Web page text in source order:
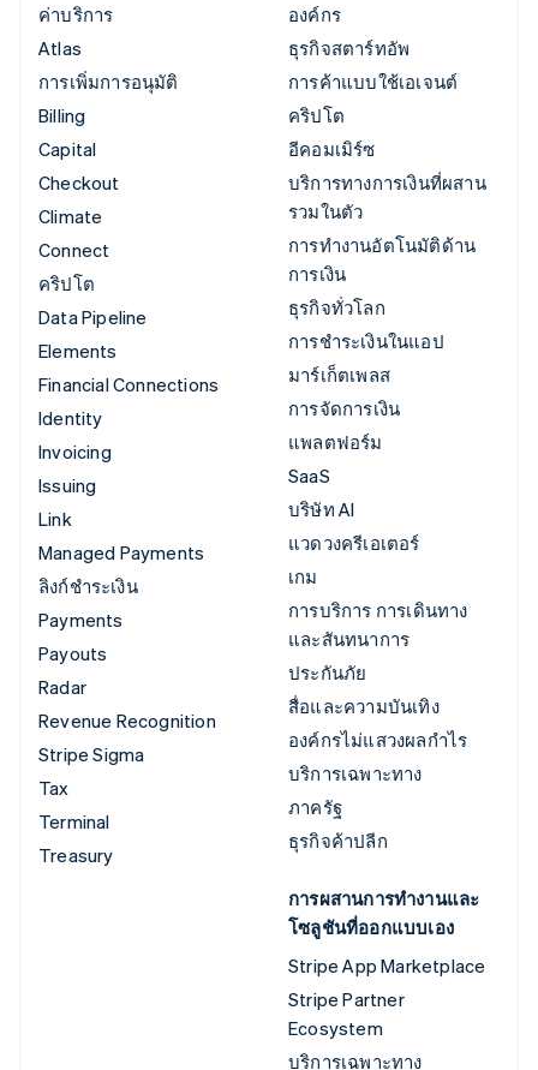
ค่าบริการ
Atlas
การเพิ่มการอนุมัติ
Billing
Capital
Checkout
Climate
Connect
คริปโต
Data Pipeline
Elements
Financial Connections
Identity
Invoicing
Issuing
Link
Managed Payments
ลิงก์ชำระเงิน
Payments
Payouts
Radar
Revenue Recognition
Stripe Sigma
Tax
Terminal
Treasury
องค์กร
ธุรกิจสตาร์ทอัพ
การค้าแบบใช้เอเจนต์
คริปโต
อีคอมเมิร์ซ
บริการทางการเงินที่ผสาน
รวมในตัว
การทำงานอัตโนมัติด้าน
การเงิน
ธุรกิจทั่วโลก
การชำระเงินในแอป
มาร์เก็ตเพลส
การจัดการเงิน
แพลตฟอร์ม
SaaS
บริษัท AI
แวดวงครีเอเตอร์
เกม
การบริการ การเดินทาง
และสันทนาการ
ประกันภัย
สื่อและความบันเทิง
องค์กรไม่แสวงผลกำไร
บริการเฉพาะทาง
ภาครัฐ
ธุรกิจค้าปลีก
การผสานการทำงานและ
โซลูชันที่ออกแบบเอง
Stripe App Marketplace
Stripe Partner
Ecosystem
บริการเฉพาะทาง